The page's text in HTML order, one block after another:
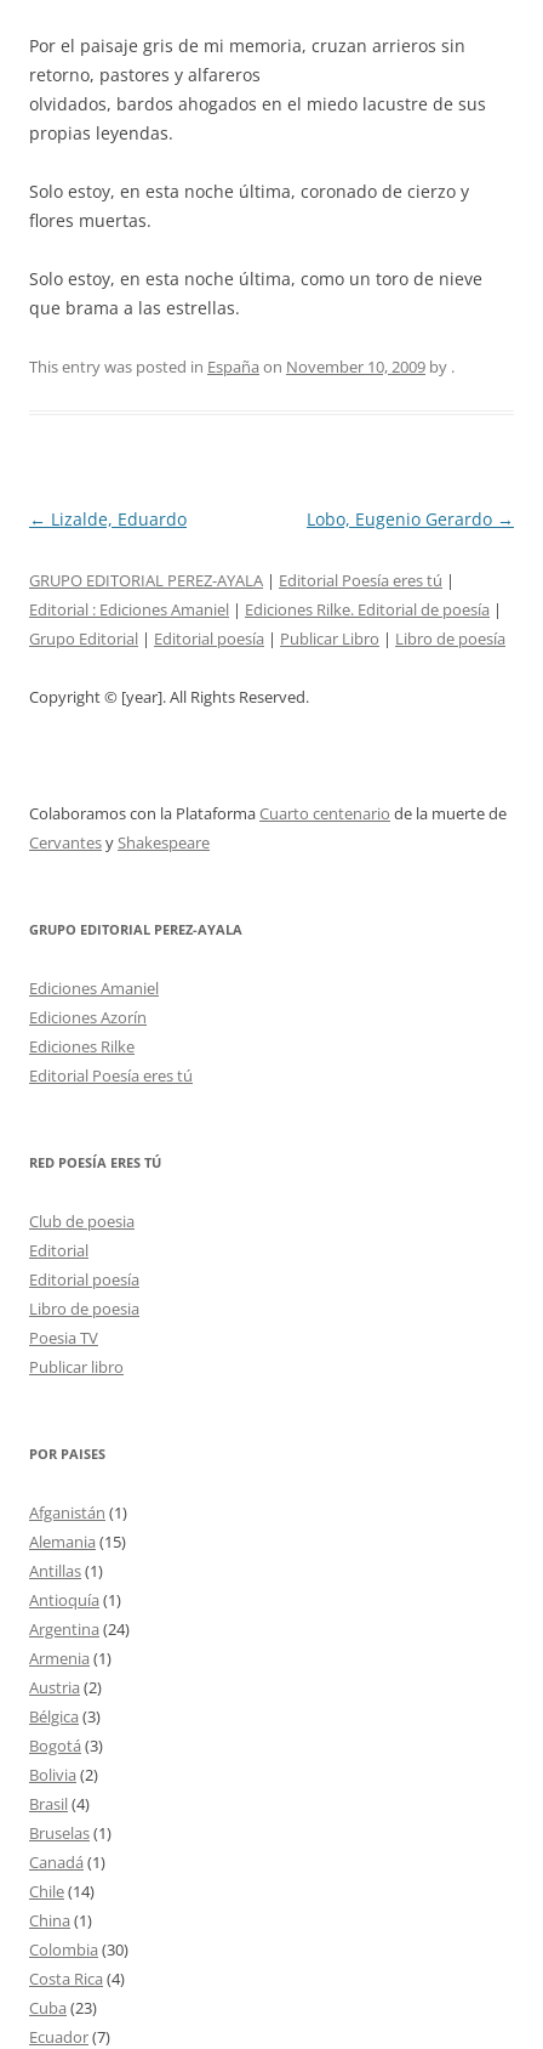
Por el paisaje gris de mi memoria, cruzan arrieros sin
retorno, pastores y alfareros
olvidados, bardos ahogados en el miedo lacustre de sus
propias leyendas.
Solo estoy, en esta noche última, coronado de cierzo y
flores muertas.
Solo estoy, en esta noche última, como un toro de nieve
que brama a las estrellas.
This entry was posted in España on November 10, 2009 by .
Post
← Lizalde, Eduardo Lobo, Eugenio Gerardo →
GRUPO EDITORIAL PEREZ-AYALA | Editorial Poesía eres tú |
Editorial : Ediciones Amaniel | Ediciones Rilke. Editorial de poesía |
Grupo Editorial | Editorial poesía | Publicar Libro | Libro de poesía
Copyright © [year]. All Rights Reserved.
Colaboramos con la PlataformaCuarto centenario de la muerte de
CervantesyShakespeare
GRUPO EDITORIAL PEREZ-AYALA
Ediciones Amaniel
Ediciones Azorín
Ediciones Rilke
Editorial Poesía eres tú
RED POESÍA ERES TÚ
Club de poesia
Editorial
Editorial poesía
Libro de poesia
Poesia TV
Publicar libro
POR PAISES
Afganistán (1)
Alemania (15)
Antillas(1)
Antioquía (1)
Argentina (24)
Armenia (1)
Austria (2)
Bélgica (3)
Bogotá (3)
Bolivia (2)
Brasil(4)
Bruselas(1)
Canadá (1)
Chile(14)
China (1)
Colombia (30)
Costa Rica (4)
Cuba (23)
Ecuador(7)